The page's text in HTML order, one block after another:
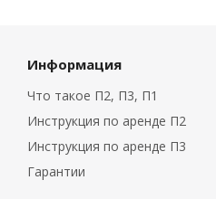
Информация
Что такое П2, П3, П1
Инструкция по аренде П2
Инструкция по аренде П3
Гарантии